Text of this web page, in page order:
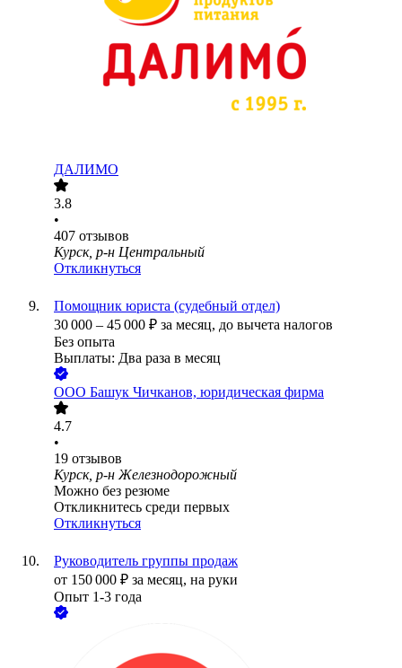
ДАЛИМО
3.8
•
407 отзывов
Курск, р-н Центральный
Откликнуться
Помощник юриста (судебный отдел)
30 000 – 45 000 ₽ за месяц, до вычета налогов
Без опыта
Выплаты: Два раза в месяц
ООО Башук Чичканов, юридическая фирма
4.7
•
19 отзывов
Курск, р-н Железнодорожный
Можно без резюме
Откликнитесь среди первых
Откликнуться
Руководитель группы продаж
от 150 000 ₽ за месяц, на руки
Опыт 1-3 года